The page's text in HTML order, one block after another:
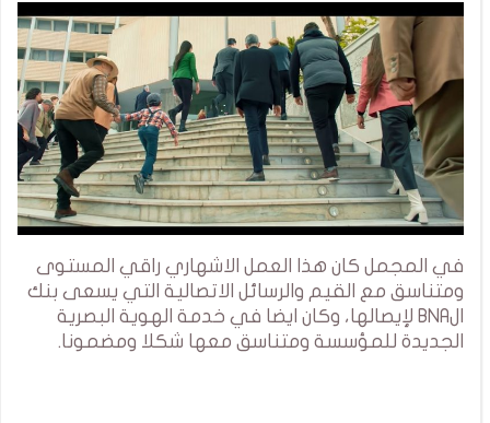
في المجمل كان هذا العمل الاشهاري راقي المستوى
ومتناسق مع القيم والرسائل الاتصالية التي يسعى بنك
الBNA لإيصالها، وكان ايضا في خدمة الهوية البصرية
الجديدة للمؤسسة ومتناسق معها شكلا ومضمونا.